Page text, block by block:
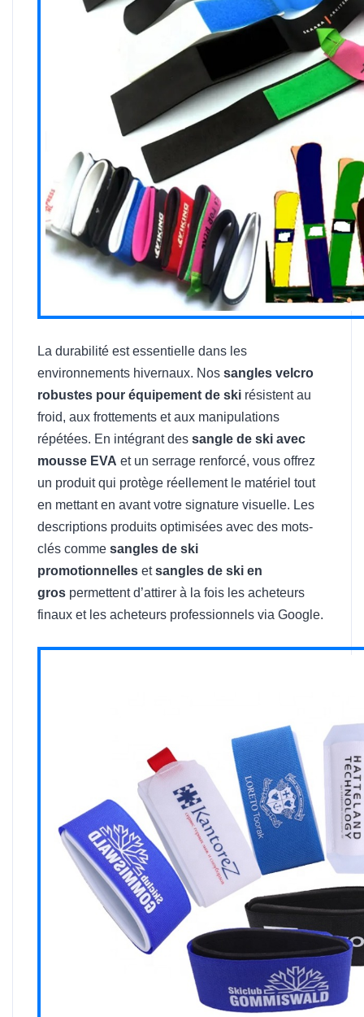
La durabilité est essentielle dans les
environnements hivernaux. Nos sangles velcro
robustes pour équipement de ski résistent au
froid, aux frottements et aux manipulations
répétées. En intégrant des sangle de ski avec
mousse EVA et un serrage renforcé, vous offrez
un produit qui protège réellement le matériel tout
en mettant en avant votre signature visuelle. Les
descriptions produits optimisées avec des mots-
clés comme sangles de ski
promotionnelles etsangles de ski en
gros permettent d’attirer à la fois les acheteurs
finaux et les acheteurs professionnels via Google.